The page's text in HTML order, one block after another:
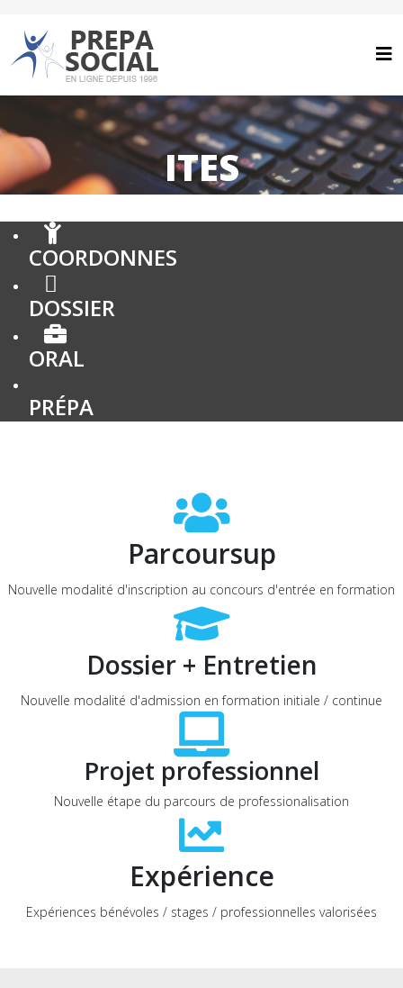
ITES
COORDONNES
DOSSIER
ORAL
PRÉPA
Parcoursup
Nouvelle modalité d'inscription au concours d'entrée en formation
Dossier + Entretien
Nouvelle modalité d'admission en formation initiale / continue
Projet professionnel
Nouvelle étape du parcours de professionalisation
Expérience
Expériences bénévoles / stages / professionnelles valorisées